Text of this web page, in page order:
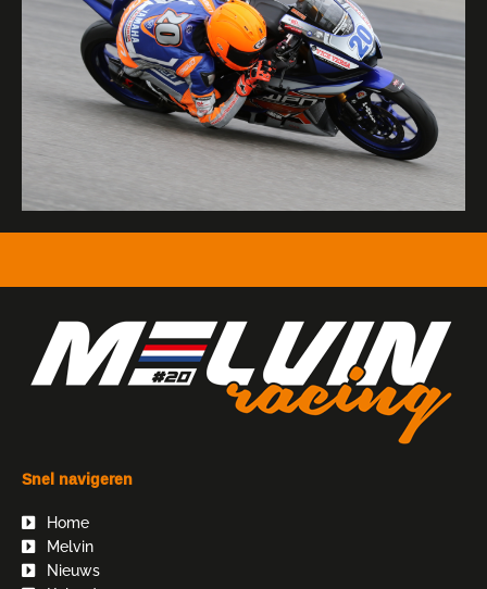
Snel navigeren
Home
Melvin
Nieuws